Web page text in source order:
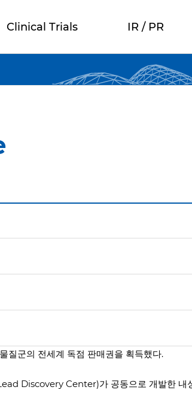
Clinical Trials IR / PR
질군의 전세계 독점 판매권을 획득했다.
Discovery Center)가 공동으로 개발한 내